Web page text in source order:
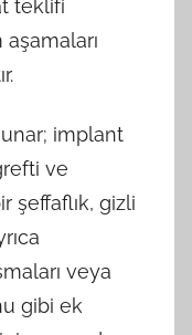
teklifi
implant
ve
şeffaflık, gizli
veya
gibi ek